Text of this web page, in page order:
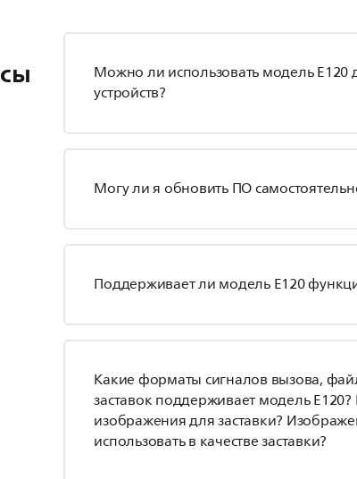
Можно ли использовать модель
устройств?
Могу ли я обновить ПО
Поддерживает ли модель E120
Какие форматы сигналов вызова,
заставок поддерживает модель
изображения для заставки?
использовать в качестве заставки?